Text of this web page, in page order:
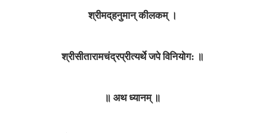
श्रीमद्‌हनुमान्‌ कीलकम्‌ ।
श्रीसीतारामचंद्रप्रीत्यर्थे जपे विनियोग: ॥
॥ अथ ध्यानम्‌ ॥